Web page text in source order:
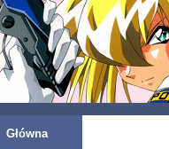
Główna